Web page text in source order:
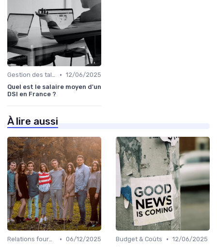
Gestion des talents IT • 12/06/2025
Quel est le salaire moyen d'un
DSI en France ?
À lire aussi
Relations fournisseurs • 06/12/2025
Budget & Coûts • 12/06/2025